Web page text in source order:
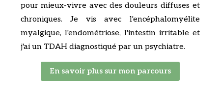
pour mieux-vivre avec des douleurs diffuses et
chroniques. Je vis avec l'encéphalomyélite
myalgique, l'endométriose, l'intestin irritable et
j'ai un TDAH diagnostiqué par un psychiatre.
En savoir plus sur mon parcours